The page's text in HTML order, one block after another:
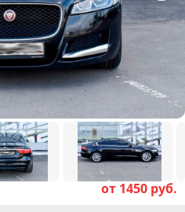
от 1450 руб.